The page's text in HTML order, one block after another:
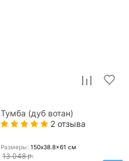
Тумба (дуб вотан)
2 отзыва
Размеры: 150x38.8x61 см
13 048 р.